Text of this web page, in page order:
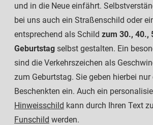
und in die Neue einfährt.
bei uns auch ein Straßenschild oder
entsprechend als Schild zum 30., 40.,
Geburtstag selbst gestalten. Ein
sind die Verkehrszeichen als
zum Geburtstag. Sie geben hierbei nur
Beschenkten ein. Auch ein
Hinweisschild kann durch Ihren Text
Funschild werden.